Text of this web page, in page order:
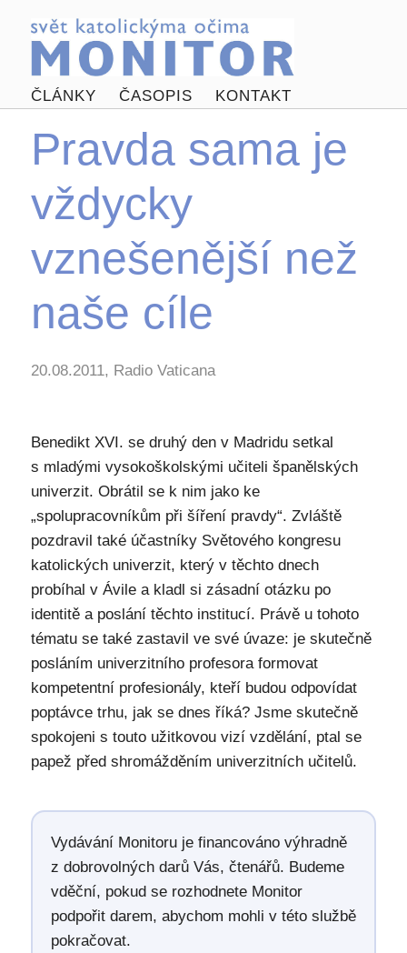
ČLÁNKY ČASOPIS KONTAKT
Pravda sama je
vždycky
vznešenější než
naše cíle
20.08.2011, Radio Vaticana
Benedikt XVI. se druhý den v Madridu setkal
s mladými vysokoškolskými učiteli španělských
univerzit. Obrátil se k nim jako ke
„spolupracovníkům při šíření pravdy“. Zvláště
pozdravil také účastníky Světového kongresu
katolických univerzit, který v těchto dnech
probíhal v Ávile a kladl si zásadní otázku po
identitě a poslání těchto institucí. Právě u tohoto
tématu se také zastavil ve své úvaze: je skutečně
posláním univerzitního profesora formovat
kompetentní profesionály, kteří budou odpovídat
poptávce trhu, jak se dnes říká? Jsme skutečně
spokojeni s touto užitkovou vizí vzdělání, ptal se
papež před shromážděním univerzitních učitelů.
Vydávání Monitoru je financováno výhradně
z dobrovolných darů Vás, čtenářů. Budeme
vděční, pokud se rozhodnete Monitor
podpořit darem, abychom mohli v této službě
pokračovat.